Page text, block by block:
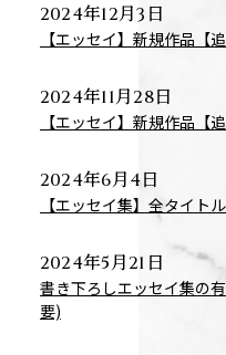
2024年12月3日
【エッセイ】新規作品【追
2024年11月28日
【エッセイ】新規作品【追
2024年6月4日
【エッセイ集】全タイト
2024年5月21日
書き下ろしエッセイ集の
要)